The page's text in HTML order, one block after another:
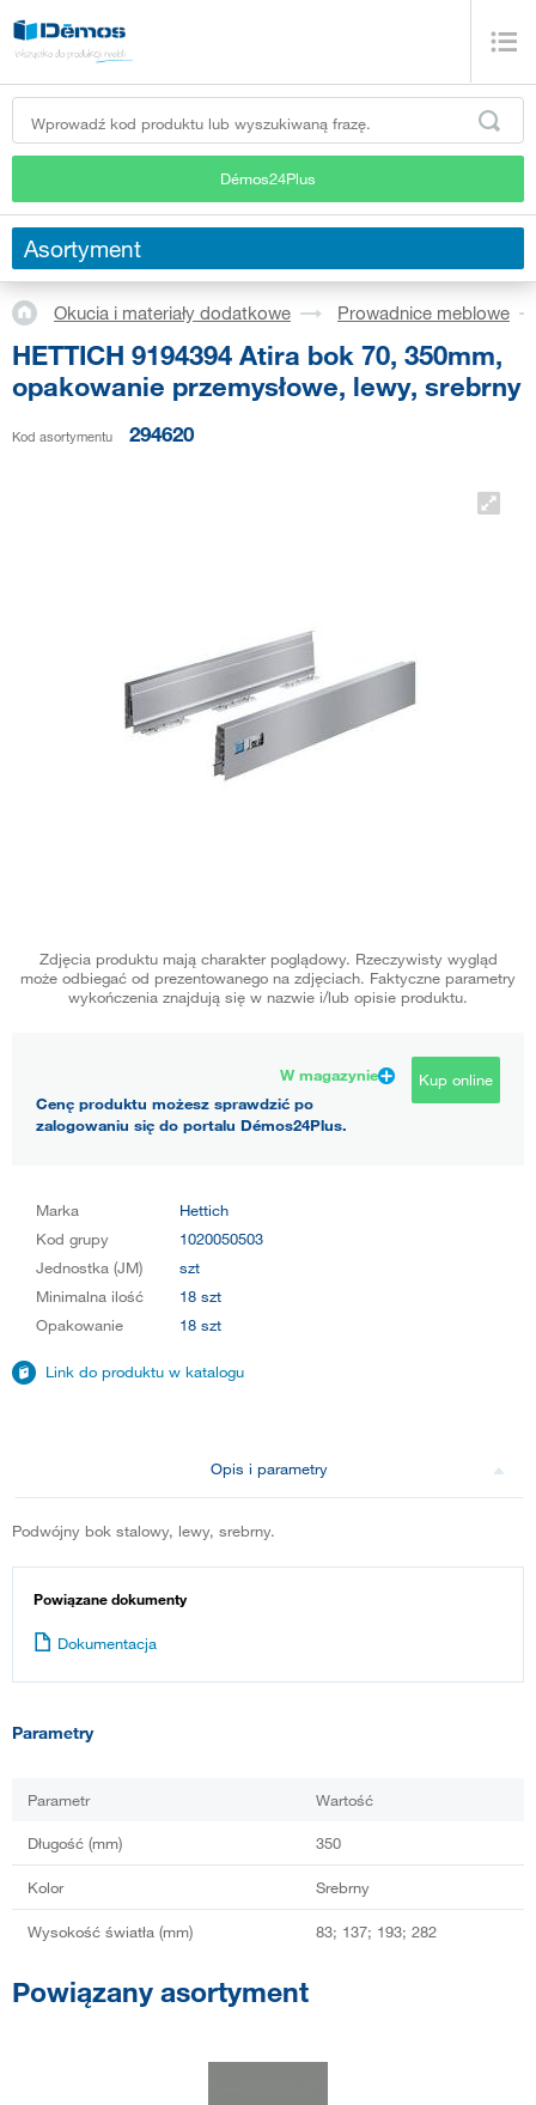
Démos24Plus
Asortyment
Okucia i materiały dodatkowe Prowadnice meblowe
HETTICH 9194394 Atira bok 70, 350mm,
opakowanie przemysłowe, lewy, srebrny
Kod asortymentu 294620
Zdjęcia produktu mają charakter poglądowy. Rzeczywisty wygląd
może odbiegać od prezentowanego na zdjęciach. Faktyczne parametry
wykończenia znajdują się w nazwie i/lub opisie produktu.
W magazynie
Cenę produktu możesz sprawdzić po
zalogowaniu się do portalu Démos24Plus.
Kup online
Marka
Hettich
Kod grupy
1020050503
Jednostka (JM)
szt
Minimalna ilość
18 szt
Opakowanie
18 szt
Link do produktu w katalogu
Opis i parametry
Podwójny bok stalowy, lewy, srebrny.
Powiązane dokumenty
Dokumentacja
Parametry
Parametr Wartość
Długość (mm) 350
Kolor Srebrny
Wysokość światła (mm) 83; 137; 193; 282
Powiązany asortyment